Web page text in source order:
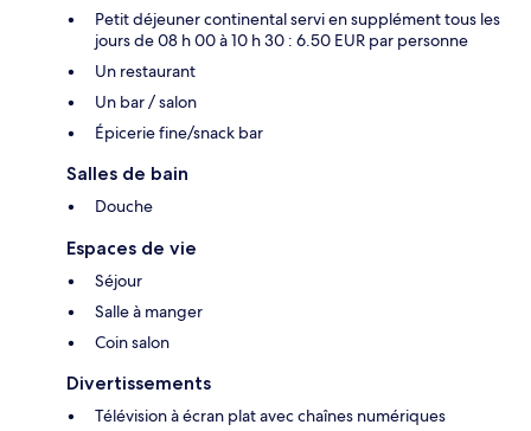
Petit déjeuner continental servi en supplément tous les
jours de 08 h 00 à 10 h 30 : 6.50 EUR par personne
Un restaurant
Un bar / salon
Épicerie fine/snack bar
Salles de bain
Douche
Espaces de vie
Séjour
Salle à manger
Coin salon
Divertissements
Télévision à écran plat avec chaînes numériques